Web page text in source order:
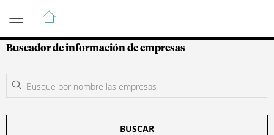
Guía de Empresas Colombianas
Buscador de información de empresas
BUSCAR